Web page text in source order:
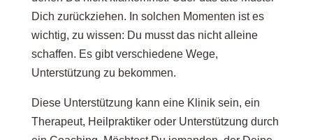
Dich zurückziehen. In solchen Momenten ist es
wichtig, zu wissen: Du musst das nicht alleine
schaffen. Es gibt verschiedene Wege,
Unterstützung zu bekommen.
Diese Unterstützung kann eine Klinik sein, ein
Therapeut, Heilpraktiker oder Unterstützung durch